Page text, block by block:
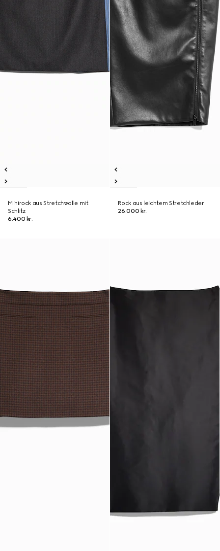
Minirock aus Stretchwolle mit
Schlitz
6.400 kr.
Rock aus leichtem Stretchleder
26.000 kr.